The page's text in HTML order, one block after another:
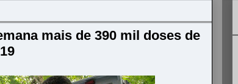
mais de 390 mil doses de